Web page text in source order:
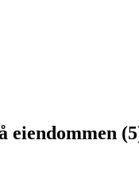
eiendommen (5